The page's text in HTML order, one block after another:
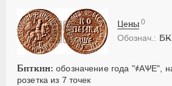
БК
Биткин: обозначение года "҂АѰЕ",
розетка из 7 точек
Цены 0